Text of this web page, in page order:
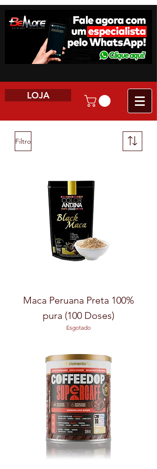
LOJA
Filtro
Maca Peruana Preta 100%
pura (100 Doses)
Esgotado